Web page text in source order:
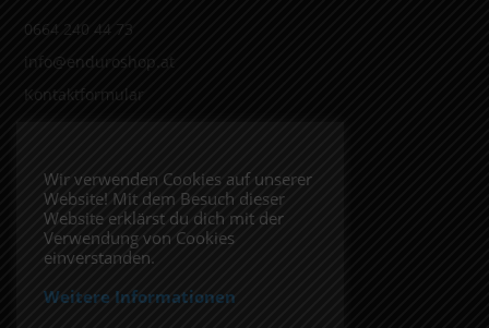
0664 240 44 73
info@enduroshop.at
Kontaktformular
Impressum
Datenschutzerklärung
Folge uns
Wir verwenden Cookies auf unserer
Website! Mit dem Besuch dieser
Website erklärst du dich mit der
Verwendung von Cookies
einverstanden.
Weitere Informationen